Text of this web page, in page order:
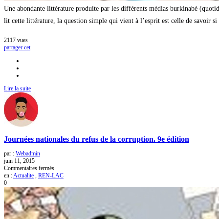
Une abondante littérature produite par les différents médias burkinabè
lit cette littérature, la question simple qui vient à l’esprit est celle de savoir
2117 vues
partager cet
Lire la suite
Journées nationales du refus de la corruption. 9e édition
par : Webadmin
juin 11, 2015
Commentaires ferméssur
Journées
du
refus
de
la
en :Actualite , REN-LAC
0